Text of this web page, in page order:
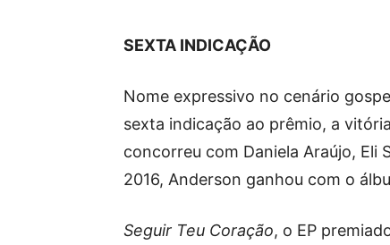
SEXTA INDICAÇÃO
Nome expressivo no cenário
sexta indicação ao prêmio, a
concorreu com Daniela Araújo, Eli
2016, Anderson ganhou com o
Seguir Teu Coração, o EP